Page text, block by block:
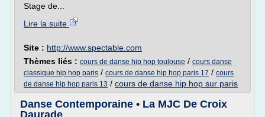
Stage de...
Lire la suite
Site : http://www.spectable.com
Thèmes liés : cours de danse hip hop toulouse / cours danse
classique hip hop paris / cours de danse hip hop paris 17 / cours
de danse hip hop paris 13 / cours de danse hip hop sur paris
Danse Contemporaine • La MJC De Croix
Daurade